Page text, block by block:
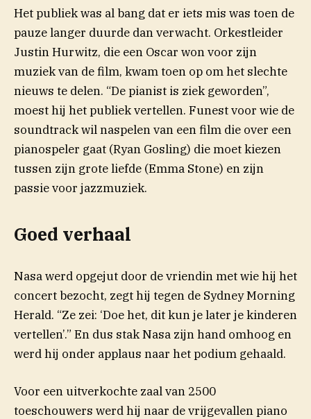
Het publiek was al bang dat er iets mis was toen de
pauze langer duurde dan verwacht. Orkestleider
Justin Hurwitz, die een Oscar won voor zijn
muziek van de film, kwam toen op om het slechte
nieuws te delen. “De pianist is ziek geworden”,
moest hij het publiek vertellen. Funest voor wie de
soundtrack wil naspelen van een film die over een
pianospeler gaat (Ryan Gosling) die moet kiezen
tussen zijn grote liefde (Emma Stone) en zijn
passie voor jazzmuziek.
Goed verhaal
Nasa werd opgejut door de vriendin met wie hij het
concert bezocht, zegt hij tegen de Sydney Morning
Herald(opent in nieuw venster)
. “Ze zei: ‘Doe het, dit kun je later je kinderen
vertellen’.” En dus stak Nasa zijn hand omhoog en
werd hij onder applaus naar het podium gehaald.
Voor een uitverkochte zaal van 2500
toeschouwers werd hij naar de vrijgevallen piano